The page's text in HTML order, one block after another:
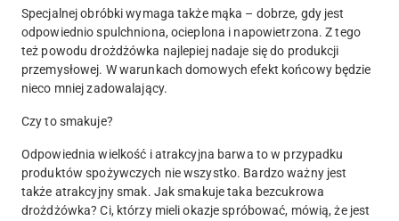
Specjalnej obróbki wymaga także mąka – dobrze, gdy jest
odpowiednio spulchniona, ocieplona i napowietrzona. Z tego
też powodu drożdżówka najlepiej nadaje się do produkcji
przemysłowej. W warunkach domowych efekt końcowy będzie
nieco mniej zadowalający.
Czy to smakuje?
Odpowiednia wielkość i atrakcyjna barwa to w przypadku
produktów spożywczych nie wszystko. Bardzo ważny jest
także atrakcyjny smak. Jak smakuje taka bezcukrowa
drożdżówka? Ci, którzy mieli okazje spróbować, mówią, że jest